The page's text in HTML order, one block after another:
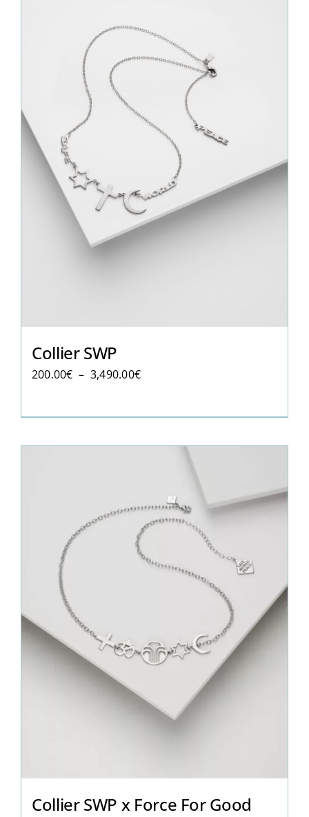
Collier SWP
200.00€ – 3,490.00€Plage
à
Collier SWP x Force For Good